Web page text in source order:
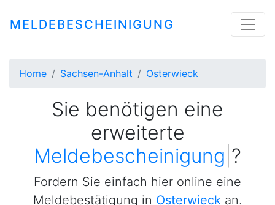
MELDEBESCHEINIGUNG
Home Sachsen-Anhalt Osterwieck
Sie benötigen eine
erweiterte
Meldebescheinigung ?
Fordern Sie einfach hier online eine
Meldebestätigung in Osterwieck an.